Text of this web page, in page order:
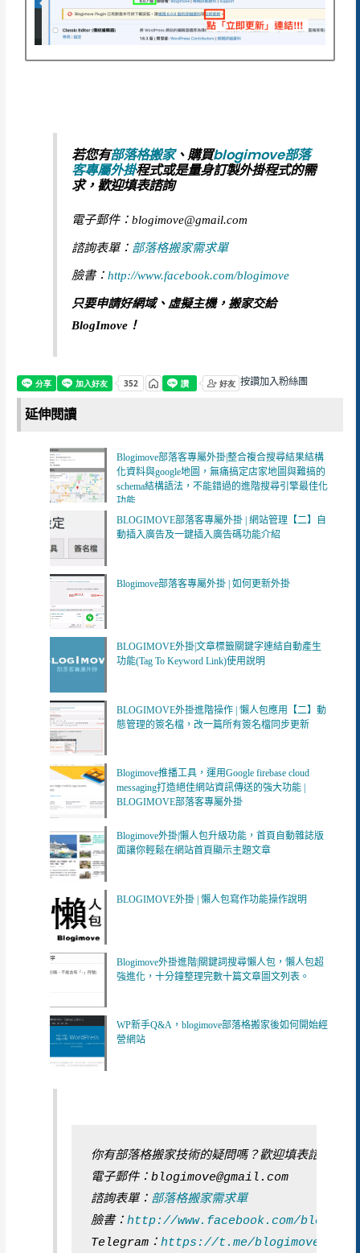
若您有部落格搬家、購買blogimove部落
客專屬外掛程式或是量身訂製外掛程式的需
求，歡迎填表諮詢
電子郵件：blogimove@gmail.com
諮詢表單： 部落格搬家需求單
臉書：http://www.facebook.com/blogimove
只要申請好網域、虛擬主機，搬家交給
BlogImove！
按讚加入粉絲團
延伸閱讀
Blogimove部落客專屬外掛|整合複合搜尋結果結構
化資料與google地圖，無痛搞定店家地圖與難搞的
schema結構語法，不能錯過的進階搜尋引擎最佳化
功能
BLOGIMOVE部落客專屬外掛 | 網站管理【二】自
動插入廣告及一鍵插入廣告碼功能介紹
Blogimove部落客專屬外掛 | 如何更新外掛
BLOGIMOVE外掛|文章標籤關鍵字連結自動產生
功能(Tag To Keyword Link)使用說明
BLOGIMOVE外掛進階操作 | 懶人包應用【二】動
態管理的簽名檔，改一篇所有簽名檔同步更新
Blogimove推播工具，運用Google firebase cloud
messaging打造絕佳網站資訊傳送的強大功能 |
BLOGIMOVE部落客專屬外掛
Blogimove外掛|懶人包升級功能，首頁自動雜誌版
面讓你輕鬆在網站首頁顯示主題文章
BLOGIMOVE外掛 | 懶人包寫作功能操作說明
Blogimove外掛進階|關鍵詞搜尋懶人包，懶人包超
強進化，十分鐘整理完數十篇文章圖文列表。
WP新手Q&A，blogimove部落格搬家後如何開始經
營網站
你有部落格搬家技術的疑問嗎？歡迎填表諮詢
電子郵件：blogimove@gmail.com
諮詢表單： 部落格搬家需求單
臉書：http://www.facebook.com/
Telegram：https://t.me/